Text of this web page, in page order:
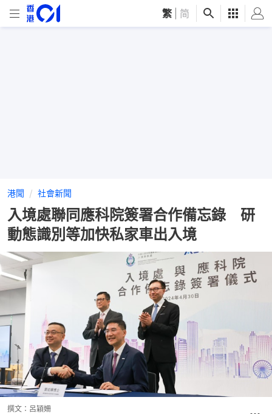
繁 简
港聞 社會新聞
入境處聯同應科院簽署合作備忘錄 研
動態識別等加快私家車出入境
撰文： 呂穎姍